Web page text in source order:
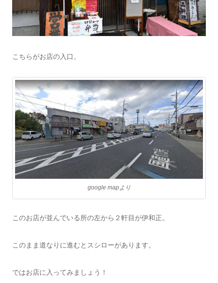
こちらがお店の入口。
google mapより
このお店が並んでいる所の左から２軒目が伊和正。
このまま道なりに進むとスシローがあります。
ではお店に入ってみましょう！